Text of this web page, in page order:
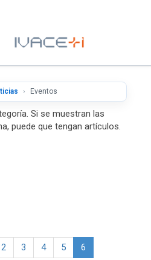
Eventos
Si se muestran las
puede que tengan artículos.
2 3 4 5
6